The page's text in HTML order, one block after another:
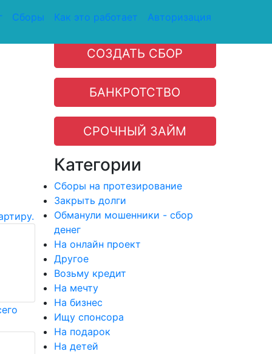
Сборы Как это работает Авторизация
СОЗДАТЬ СБОР
БАНКРОТСТВО
СРОЧНЫЙ ЗАЙМ
Категории
Сборы на протезирование
Закрыть долги
Обманули мошенники - сбор
денег
На онлайн проект
Другое
Возьму кредит
На мечту
На бизнес
Ищу спонсора
На подарок
На детей